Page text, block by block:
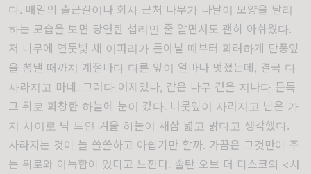
다. 매일의 출근길이나 회사 근처 나무가 나날이 모양을 달리
하는 모습을 보면 당연한 섭리인 줄 알면서도 괜히 아쉬웠다.
저 나무에 연둣빛 새 이파리가 돋아날 때부터 화려하게 단풍잎
을 뽐낼 때까지 계절마다 다른 잎이 얼마나 멋졌는데, 결국 다
사라지고 마네. 그러다 어제였나, 같은 나무 곁을 지나다 문득
그 뒤로 화창한 하늘에 눈이 갔다. 나뭇잎이 사라지고 남은 가
지 사이로 탁 트인 겨울 하늘이 새삼 넓고 맑다고 생각했다.
사라지는 것이 늘 쓸쓸하고 아쉽기만 할까. 가끔은 그것만이 주
는 위로와 아늑함이 있다고 느낀다. 술탄 오브 더 디스코의 <사